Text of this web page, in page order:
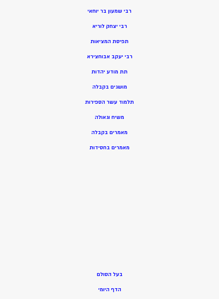
רבי שמעון בר יוחאי
רבי יצחק לוריא
תפיסת המציאות
רבי יעקב אבוחצירא
תת מודע יהדות
מושגים בקבלה
תלמוד עשר הספירות
משיח וגאולה
מאמרים בקבלה
מאמרים בחסידות
בעל הסולם
הדף היומי